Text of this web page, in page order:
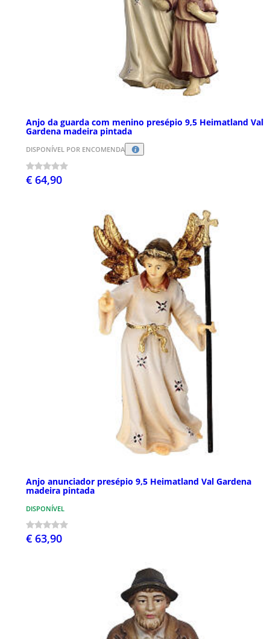
Anjo da guarda com menino presépio 9,5 Heimatland Val
Gardena madeira pintada
DISPONÍVEL POR ENCOMENDA
€ 64,90
Anjo anunciador presépio 9,5 Heimatland Val Gardena
madeira pintada
DISPONÍVEL
€ 63,90